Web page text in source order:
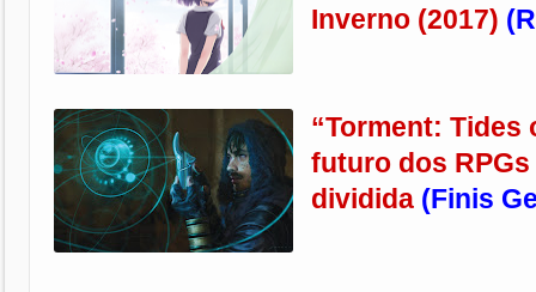
Inverno (2017) (
“Torment: Tides
futuro dos RPGs
dividida (Finis